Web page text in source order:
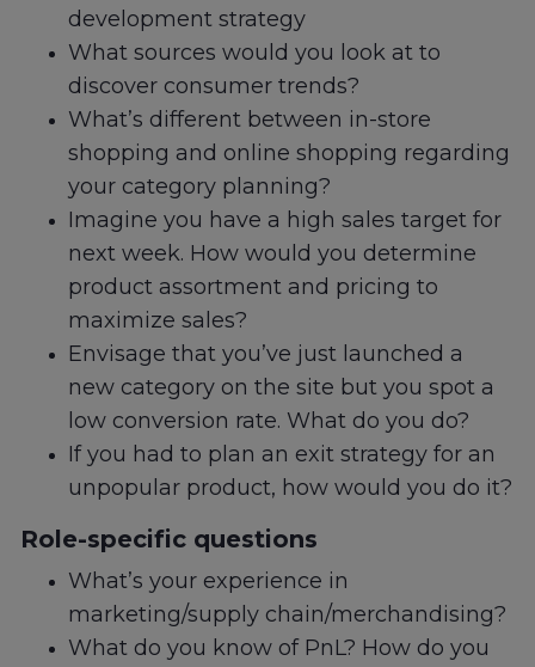
development strategy
What sources would you look at to
discover consumer trends?
What’s different between in-store
shopping and online shopping regarding
your category planning?
Imagine you have a high sales target for
next week. How would you determine
product assortment and pricing to
maximize sales?
Envisage that you’ve just launched a
new category on the site but you spot a
low conversion rate. What do you do?
If you had to plan an exit strategy for an
unpopular product, how would you do it?
Role-specific questions
What’s your experience in
marketing/supply chain/merchandising?
What do you know of PnL? How do you